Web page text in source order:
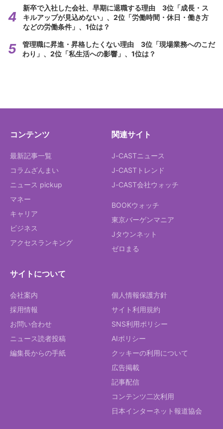
新卒で入社した会社、早期に退職する理由 3位「成長・ス
キルアップが見込めない」、2位「労働時間・休日・働き方
などの労働条件」、1位は？
管理職に昇進・昇格したくない理由 3位「現場業務へのこだ
わり」、2位「私生活への影響」、1位は？
コンテンツ
最新記事一覧
コラムざんまい
ニュース pickup
マネー
キャリア
ビジネス
アクセスランキング
関連サイト
J-CASTニュース
J-CASTトレンド
J-CAST会社ウォッチ
BOOKウォッチ
東京バーゲンマニア
Jタウンネット
ゼロまる
サイトについて
会社案内
採用情報
お問い合わせ
ニュース読者投稿
編集長からの手紙
個人情報保護方針
サイト利用規約
SNS利用ポリシー
AIポリシー
クッキーの利用について
広告掲載
記事配信
コンテンツ二次利用
日本インターネット報道協会